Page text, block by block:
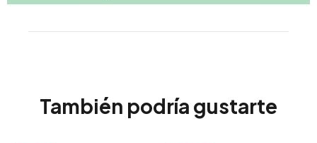
También podría gustarte